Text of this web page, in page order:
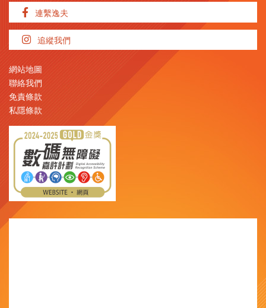
連繫逸夫
追縱我們
網站地圖
聯絡我們
免責條款
私隱條款